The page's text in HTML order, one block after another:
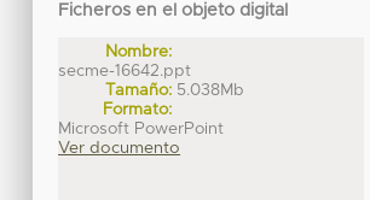
Ficheros en el objeto digital
Nombre:
secme-16642.ppt
Tamaño: 5.038Mb
Formato:
Microsoft PowerPoint
Ver documento